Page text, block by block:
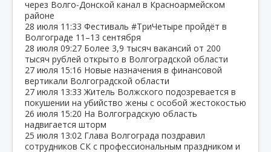
через Волго‑Донской канал в Красноармейском
районе
28 июля 11:33 Фестиваль #ТриЧетыре пройдёт в
Волгограде 11–13 сентября
28 июля 09:27 Более 3,9 тысяч вакансий от 200
тысяч рублей открыто в Волгоградской области
27 июля 15:16 Новые назначения в финансовой
вертикали Волгоградской области
27 июля 13:33 Житель Волжского подозревается в
покушении на убийство жены с особой жестокостью
26 июля 15:20 На Волгоградскую область
надвигается шторм
25 июля 13:02 Глава Волгограда поздравил
сотрудников СК с профессиональным праздником и